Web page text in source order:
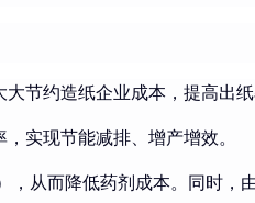
节约造纸企业成本，提高出纸
实现节能减排、增产增效。
，从而降低药剂成本。同时，